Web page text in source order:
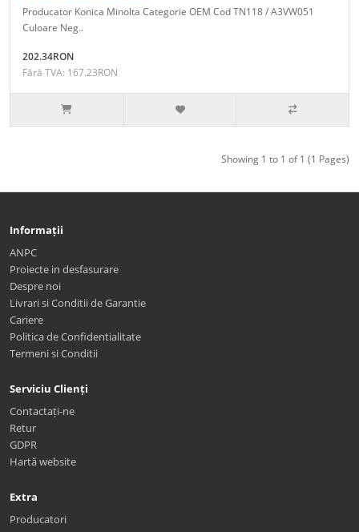
Producator Konica Minolta Categorie OEM Cod TN118 / A3VW051
Culoare Neg..
202.34RON
Fără TVA: 167.23RON
Showing 1 to 1 of 1 (1 Pages)
Informații
ANPC
Proiecte in desfasurare
Despre noi
Livrari si Conditii de Garantie
Cariere
Politica de Confidentialitate
Termeni si Conditii
Serviciu Clienți
Contactați-ne
Retur
GDPR
Hartă website
Extra
Producatori